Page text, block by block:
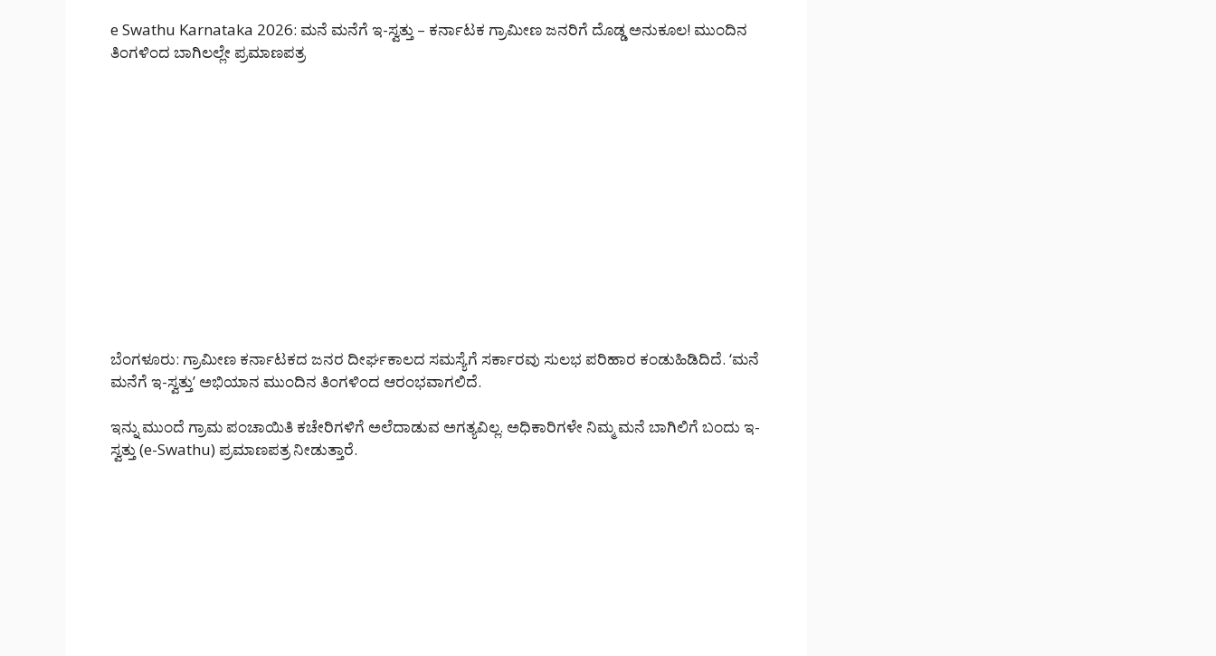
e Swathu Karnataka 2026: ಮನೆ ಮನೆಗೆ ಇ-ಸ್ವತ್ತು – ಕರ್ನಾಟಕ ಗ್ರಾಮೀಣ ಜನರಿಗೆ ದೊಡ್ಡ ಅನುಕೂಲ! ಮುಂದಿನ
ತಿಂಗಳಿಂದ ಬಾಗಿಲಲ್ಲೇ ಪ್ರಮಾಣಪತ್ರ
ಬೆಂಗಳೂರು: ಗ್ರಾಮೀಣ ಕರ್ನಾಟಕದ ಜನರ ದೀರ್ಘಕಾಲದ ಸಮಸ್ಯೆಗೆ ಸರ್ಕಾರವು ಸುಲಭ ಪರಿಹಾರ ಕಂಡುಹಿಡಿದಿದೆ. ‘ಮನೆ
ಮನೆಗೆ ಇ-ಸ್ವತ್ತು’ ಅಭಿಯಾನ ಮುಂದಿನ ತಿಂಗಳಿಂದ ಆರಂಭವಾಗಲಿದೆ.
ಇನ್ನು ಮುಂದೆ ಗ್ರಾಮ ಪಂಚಾಯಿತಿ ಕಚೇರಿಗಳಿಗೆ ಅಲೆದಾಡುವ ಅಗತ್ಯವಿಲ್ಲ. ಅಧಿಕಾರಿಗಳೇ ನಿಮ್ಮ ಮನೆ ಬಾಗಿಲಿಗೆ ಬಂದು ಇ-
ಸ್ವತ್ತು (e-Swathu) ಪ್ರಮಾಣಪತ್ರ ನೀಡುತ್ತಾರೆ.